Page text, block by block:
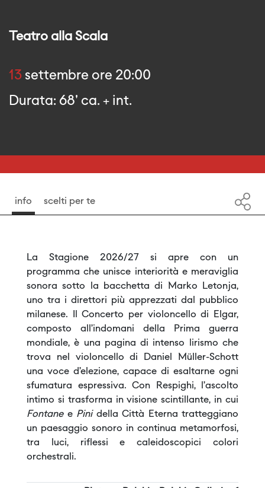
Teatro alla Scala
13 settembre ore 20:00
Durata: 68' ca. + int.
info scelti per te
La Stagione 2026/27 si apre con un
programma che unisce interiorità e meraviglia
sonora sotto la bacchetta di Marko Letonja,
uno tra i direttori più apprezzati dal pubblico
milanese. Il Concerto per violoncello di Elgar,
composto all’indomani della Prima guerra
mondiale, è una pagina di intenso lirismo che
trova nel violoncello di Daniel Müller-Schott
una voce d’elezione, capace di esaltarne ogni
sfumatura espressiva. Con Respighi, l’ascolto
intimo si trasforma in visione scintillante, in cui
Fontane e Pini della Città Eterna tratteggiano
un paesaggio sonoro in continua metamorfosi,
tra luci, riflessi e caleidoscopici colori
orchestrali.